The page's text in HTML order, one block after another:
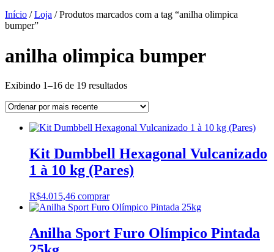
Início /Loja / Produtos marcados com a tag “anilha olimpica
bumper”
anilha olimpica bumper
Exibindo 1–16 de 19 resultadosClassificado
mais
Kit Dumbbell Hexagonal Vulcanizado
1 à 10 kg (Pares)
R$4.015,46 comprar
Anilha Sport Furo Olímpico Pintada